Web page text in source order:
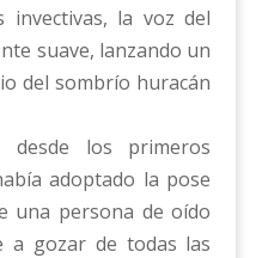
invectivas, la voz del
suave, lanzando un
del sombrío huracán
desde los primeros
adoptado la pose
una persona de oído
a gozar de todas las